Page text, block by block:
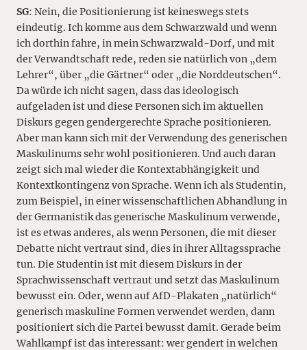
SG: Nein, die Positionierung ist keineswegs stets
eindeutig. Ich komme aus dem Schwarzwald und wenn
ich dorthin fahre, in mein Schwarzwald-Dorf, und mit
der Verwandtschaft rede, reden sie natürlich von „dem
Lehrer“, über „die Gärtner“ oder „die Norddeutschen“.
Da würde ich nicht sagen, dass das ideologisch
aufgeladen ist und diese Personen sich im aktuellen
Diskurs gegen gendergerechte Sprache positionieren.
Aber man kann sich mit der Verwendung des generischen
Maskulinums sehr wohl positionieren. Und auch daran
zeigt sich mal wieder die Kontextabhängigkeit und
Kontextkontingenz von Sprache. Wenn ich als Studentin,
zum Beispiel, in einer wissenschaftlichen Abhandlung in
der Germanistik das generische Maskulinum verwende,
ist es etwas anderes, als wenn Personen, die mit dieser
Debatte nicht vertraut sind, dies in ihrer Alltagssprache
tun. Die Studentin ist mit diesem Diskurs in der
Sprachwissenschaft vertraut und setzt das Maskulinum
bewusst ein. Oder, wenn auf AfD-Plakaten „natürlich“
generisch maskuline Formen verwendet werden, dann
positioniert sich die Partei bewusst damit. Gerade beim
Wahlkampf ist das interessant: wer gendert in welchen